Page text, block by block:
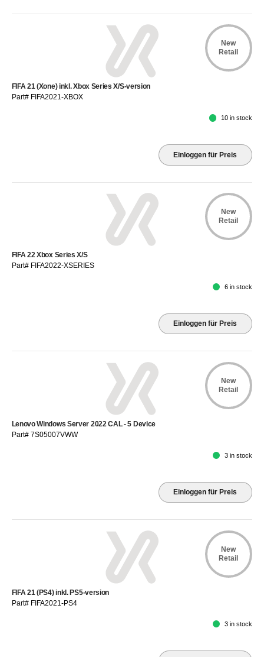
New
Retail
FIFA 21 (Xone) inkl. Xbox Series X/S-version
Part# FIFA2021-XBOX
10 in stock
Einloggen für Preis
New
Retail
FIFA 22 Xbox Series X/S
Part# FIFA2022-XSERIES
6 in stock
Einloggen für Preis
New
Retail
Lenovo Windows Server 2022 CAL - 5 Device
Part# 7S05007VWW
3 in stock
Einloggen für Preis
New
Retail
FIFA 21 (PS4) inkl. PS5-version
Part# FIFA2021-PS4
3 in stock